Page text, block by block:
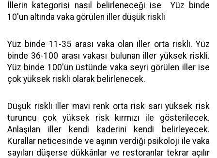
İllerin kategorisi nasıl belirleneceği ise
Yüz binde
10'un altında vaka görülen iller düşük riskli
Yüz binde 11-35 arası vaka olan iller orta riskli. Yüz
binde 36-100 arası vakası bulunan iller yüksek riskli.
Yüz binde 100'ün üstünde vaka seyri görülen iller ise
çok yüksek riskli olarak belirlenecek.
Düşük riskli iller mavi renk orta risk sarı yüksek risk
turuncu çok yüksek risk kırmızı ile gösterilecek.
Anlaşılan iller kendi kaderini kendi belirleyecek.
Kurallar neticesinde ve aşının verdiği psikoloji ile vaka
sayıları düşerse dükkânlar ve restoranlar tekrar açılır